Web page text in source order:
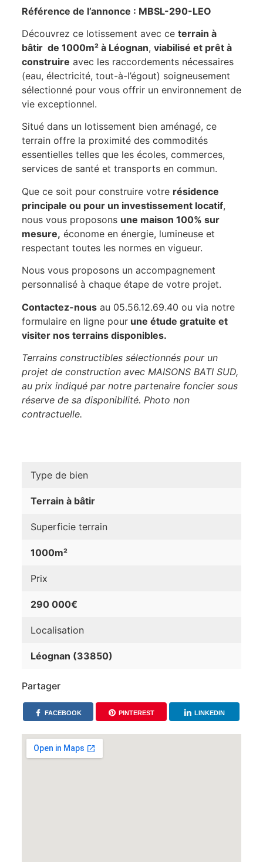
Référence de l’annonce : MBSL-290-LEO
Découvrez ce lotissement avec ce terrain à
bâtir de 1000m² à Léognan, viabilisé et prêt à
construire avec les raccordements nécessaires
(eau, électricité, tout-à-l’égout) soigneusement
sélectionné pour vous offrir un environnement de
vie exceptionnel.
Situé dans un lotissement bien aménagé, ce
terrain offre la proximité des commodités
essentielles telles que les écoles, commerces,
services de santé et transports en commun.
Que ce soit pour construire votre résidence
principale ou pour un investissement locatif,
nous vous proposons une maison 100% sur
mesure, économe en énergie, lumineuse et
respectant toutes les normes en vigueur.
Nous vous proposons un accompagnement
personnalisé à chaque étape de votre projet.
Contactez-nous au 05.56.12.69.40 ou via notre
formulaire en ligne pour une étude gratuite et
visiter nos terrains disponibles.
Terrains constructibles sélectionnés pour un
projet de construction avec MAISONS BATI SUD,
au prix indiqué par notre partenaire foncier sous
réserve de sa disponibilité. Photo non
contractuelle.
Type de bien
Terrain à bâtir
Superficie terrain
1000m²
Prix
290 000€
Localisation
Léognan (33850)
Partager
FACEBOOK PINTEREST LINKEDIN